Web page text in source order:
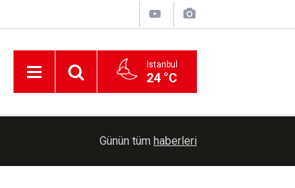
İstanbul
24 °C
Erzurum'da Bağımlılıkla Mücadele İl
Günün tüm haberleri